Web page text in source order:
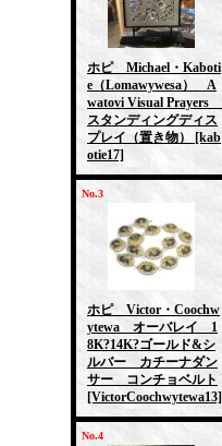
ホピ Michael・Kaboti
e（Lomawywesa） A
watovi Visual Prayers
スタンディングディス
プレイ（置き物）
[kab
otie17]
No.3
ホピ Victor・Coochw
ytewa オーバレイ 1
8K?14K?ゴールド&シ
ルバー カチーナダン
サー コンチョベルト
[VictorCoochwytewa13]
No.4